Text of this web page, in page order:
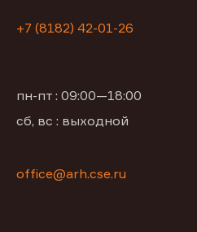
+7 (8182) 42-01-26
пн-пт : 09:00—18:00
сб, вс : выходной
office@arh.cse.ru